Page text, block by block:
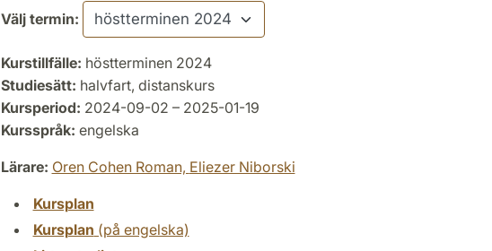
Välj termin:
Kurstillfälle: höstterminen 2024
Studiesätt: halvfart, distanskurs
Kursperiod: 2024-09-02 – 2025-01-19
Kursspråk: engelska
Lärare: Oren Cohen Roman, Eliezer Niborski
Kursplan
Kursplan (på engelska)